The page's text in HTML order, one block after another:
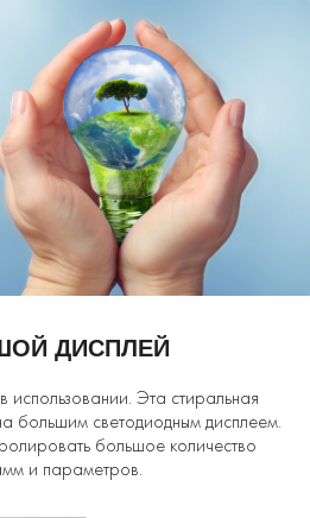
ДИСПЛЕЙ
использовании. Эта стиральная
большим светодиодным дисплеем.
большое количество
и параметров.